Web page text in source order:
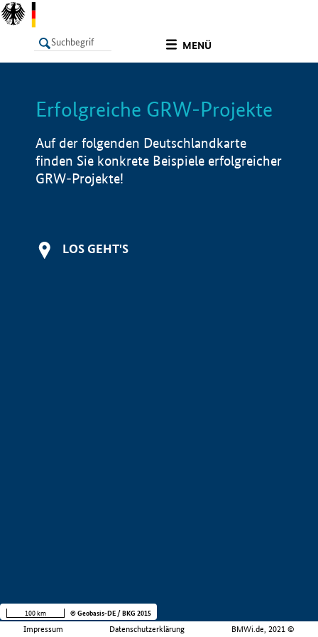
MENÜ
LISTE Info
Erfolgreiche GRW-Projekte
Auf der folgenden Deutschlandkarte
finden Sie konkrete Beispiele erfolgreicher
GRW-Projekte!
LOS GEHT'S
Impressum Datenschutzerklärung BMWi.de, 2021 ©
100 km © Geobasis-DE / BKG 2015